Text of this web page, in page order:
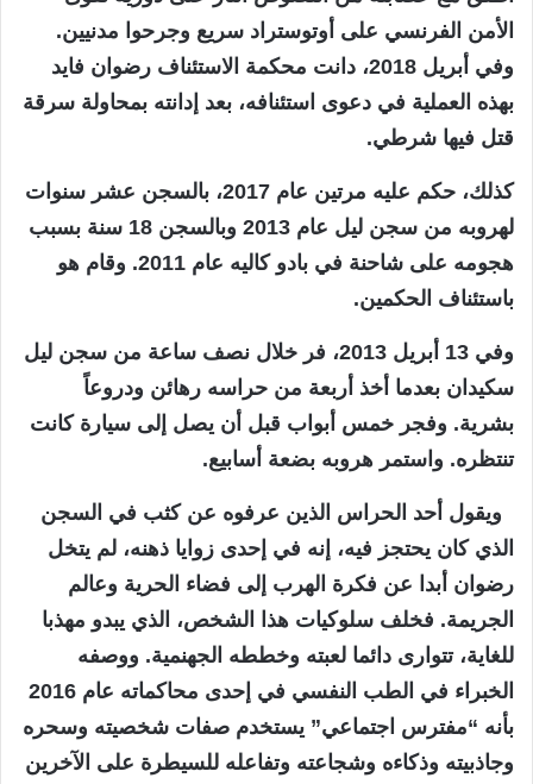
الأمن الفرنسي على أوتوستراد سريع وجرحوا مدنيين.
وفي أبريل 2018، دانت محكمة الاستئناف رضوان فايد
بهذه العملية في دعوى استئنافه، بعد إدانته بمحاولة سرقة
قتل فيها شرطي.
كذلك، حكم عليه مرتين عام 2017، بالسجن عشر سنوات
لهروبه من سجن ليل عام 2013 وبالسجن 18 سنة بسبب
هجومه على شاحنة في بادو كاليه عام 2011. وقام هو
باستئناف الحكمين.
وفي 13 أبريل 2013، فر خلال نصف ساعة من سجن ليل
سكيدان بعدما أخذ أربعة من حراسه رهائن ودروعاً
بشرية. وفجر خمس أبواب قبل أن يصل إلى سيارة كانت
تنتظره. واستمر هروبه بضعة أسابيع.
ويقول أحد الحراس الذين عرفوه عن كثب في السجن
الذي كان يحتجز فيه، إنه في إحدى زوايا ذهنه، لم يتخل
رضوان أبدا عن فكرة الهرب إلى فضاء الحرية وعالم
الجريمة. فخلف سلوكيات هذا الشخص، الذي يبدو مهذبا
للغاية، تتوارى دائما لعبته وخططه الجهنمية. ووصفه
الخبراء في الطب النفسي في إحدى محاكماته عام 2016
بأنه “مفترس اجتماعي” يستخدم صفات شخصيته وسحره
وجاذبيته وذكاءه وشجاعته وتفاعله للسيطرة على الآخرين